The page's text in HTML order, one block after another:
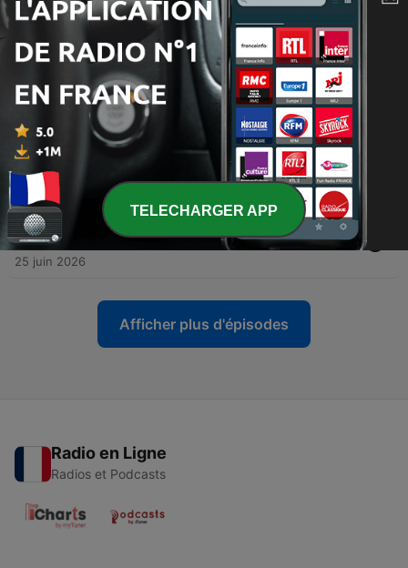
1113 - BFM Crypto, le Club : MiCA, un changement de
modèle ? – 07/07
Tue, 7 Jul 2026 13:35:33 +0000
1112 -
BFM Crypto, le Club : Binance, analyse de l'exode
des utilisateurs – 06/07
Mon, 6 Jul 2026 13:41:00 +0000
1111 - BFM Crypto, le Club : 77 actes criminels liés au
secteur crypto en 2026 – 01/07
Wed, 1 Jul 2026 13:35:03 +0000
1110 - BFM Crypto, le Club : Le plateforme Nexo est-elle
crédible et fiable ? – 25/06
25 juin 2026
Afficher plus d'épisodes
Radio en Ligne
Radios et Podcasts
TELECHARGER APP